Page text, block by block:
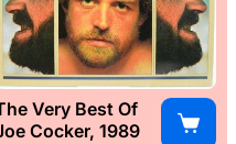
Very Best Of
Cocker, 1989